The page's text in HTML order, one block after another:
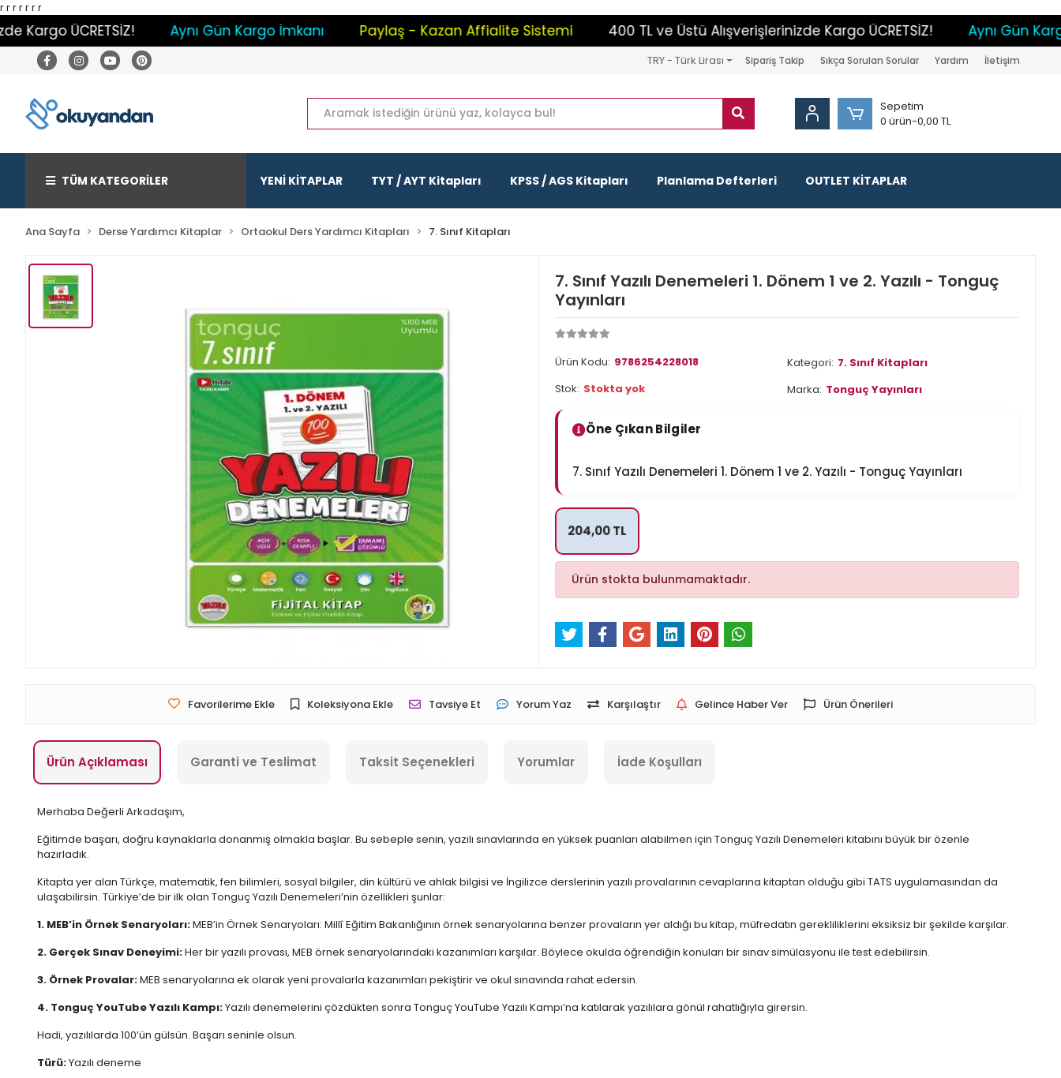
rrrrr r r
ÜCRETSİZ! Aynı Gün Kargo İmkanı Paylaş - Kazan Affialite Sistemi 400 TL ve Üstü Alışverişlerinizde Kargo ÜCRETSİZ! Aynı Gün Kargo
TRY - Türk Lirası Sipariş Takip Sıkça Sorulan Sorular Yardım İletişim
Sepetim
0 ürün-0,00 TL
TÜM KATEGORİLER YENİ KİTAPLAR TYT / AYT Kitapları KPSS / AGS Kitapları Planlama Defterleri OUTLET KİTAPLAR
Ana Sayfa Derse Yardımcı Kitaplar Ortaokul Ders Yardımcı Kitapları 7. Sınıf Kitapları
7. Sınıf Yazılı Denemeleri 1. Dönem 1 ve 2. Yazılı - Tonguç
Yayınları
Ürün Kodu: 9786254228018 Kategori: 7. Sınıf Kitapları
Stok: Stokta yok Marka: Tonguç Yayınları
Öne Çıkan Bilgiler
7. Sınıf Yazılı Denemeleri 1. Dönem 1 ve 2. Yazılı - Tonguç Yayınları
204,00 TL
Ürün stokta bulunmamaktadır.
Favorilerime Ekle Koleksiyona Ekle Tavsiye Et Yorum Yaz Karşılaştır Gelince Haber Ver Ürün Önerileri
Ürün Açıklaması Garanti ve Teslimat Taksit Seçenekleri Yorumlar İade Koşulları
Merhaba Değerli Arkadaşım,
Eğitimde başarı, doğru kaynaklarla donanmış olmakla başlar. Bu sebeple senin, yazılı sınavlarında en yüksek puanları alabilmen için Tonguç Yazılı Denemeleri kitabını büyük bir özenle
hazırladık.
Kitapta yer alan Türkçe, matematik, fen bilimleri, sosyal bilgiler, din kültürü ve ahlak bilgisi ve İngilizce derslerinin yazılı provalarının cevaplarına kitaptan olduğu gibi TATS uygulamasından da
ulaşabilirsin. Türkiye’de bir ilk olan Tonguç Yazılı Denemeleri’nin özellikleri şunlar:
1. MEB’in Örnek Senaryoları:MEB’in Örnek Senaryoları: Millî Eğitim Bakanlığının örnek senaryolarına benzer provaların yer aldığı bu kitap, müfredatın gerekliliklerini eksiksiz bir şekilde karşılar.
2. Gerçek Sınav Deneyimi:Her bir yazılı provası, MEB örnek senaryolarındaki kazanımları karşılar. Böylece okulda öğrendiğin konuları bir sınav simülasyonu ile test edebilirsin.
3. Örnek Provalar:MEB senaryolarına ek olarak yeni provalarla kazanımları pekiştirir ve okul sınavında rahat edersin.
4. Tonguç YouTube Yazılı Kampı:Yazılı denemelerini çözdükten sonra Tonguç YouTube Yazılı Kampı’na katılarak yazılılara gönül rahatlığıyla girersin.
Hadi, yazılılarda 100’ün gülsün. Başarı seninle olsun.
Türü:Yazılı deneme